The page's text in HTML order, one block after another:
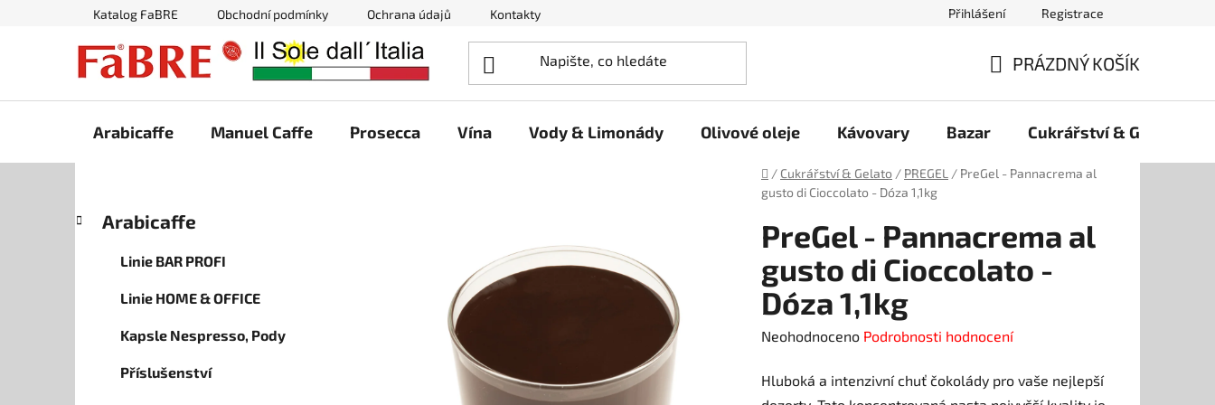
Katalog FaBRE Obchodní podmínky Ochrana údajů Kontakty Přihlášení Registrace
KOŠÍK
PRÁZDNÝ KOŠÍK
Arabicaffe Manuel Caffe Prosecca Vína Vody & Limonády Olivové oleje Kávovary Bazar Cukrářství & Gelato
Domů
/ Cukrářství & Gelato / PREGEL / PreGel - Pannacrema al
gusto di Cioccolato - Dóza 1,1kg
P
í
kategorie
a
Arabicaffe
Linie BAR PROFI
Linie HOME & OFFICE
Kapsle Nespresso, Pody
Příslušenství
PreGel - Pannacrema al
gusto di Cioccolato -
Dóza 1,1kg
Průměrné
produktu
Neohodnoceno Podrobnosti hodnocení
Hluboká a intenzivní chuť čokolády pro vaše nejlepší